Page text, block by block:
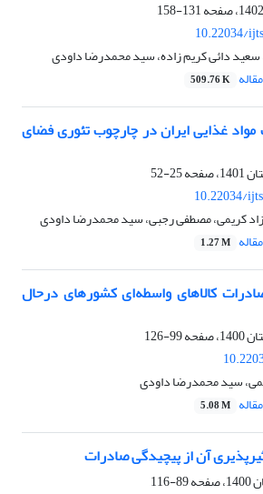
131-158
10.22034/
سعید دائی کریم زاده، سید محمدرضا داودی
509.76 K
مواد غذایی ایران در چارچوب تئوری فضای
25-52
10.22034/
کریمی، مصطفی رجبی، سید محمدرضا داودی
1.27 M
صادرات کالاهای واسطه‌ای کشورهای درحال
99-126
سید محمدرضا داودی
5.08 M
آن از پیچیدگی صادرات
89-116